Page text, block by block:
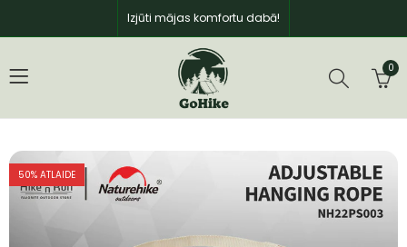
Izjūti mājas komfortu dabā!
0
50% ATLAIDE